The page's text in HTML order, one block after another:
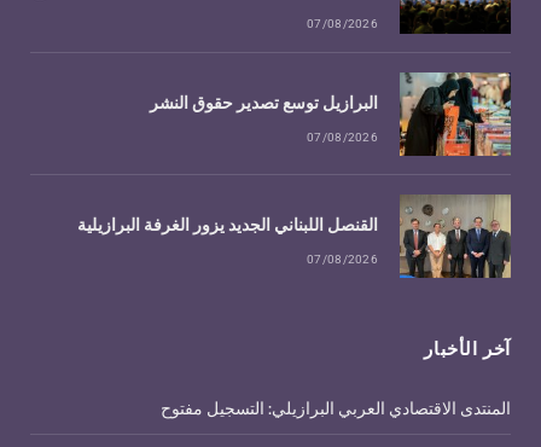
آخر الأخبار
المنتدى الاقتصادي العربي البرازيلي: التسجيل مفتوح
07/08/2026
البرازيل توسع تصدير حقوق النشر
07/08/2026
القنصل اللبناني الجديد يزور الغرفة البرازيلية
07/08/2026